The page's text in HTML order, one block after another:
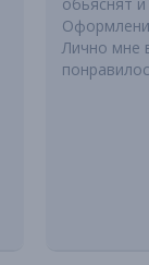
Лично мне